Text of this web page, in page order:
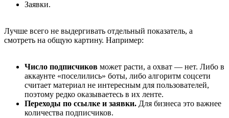
Заявки.
Лучше всего не выдергивать отдельный показатель, а
смотреть на общую картину. Например:
Число подписчиков может расти, а охват — нет. Либо в
аккаунте «поселились» боты, либо алгоритм соцсети
считает материал не интересным для пользователей,
поэтому редко оказываетесь в их ленте.
Переходы по ссылке и заявки. Для бизнеса это важнее
количества подписчиков.